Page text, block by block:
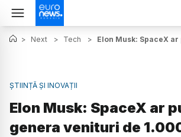
> Next > Tech > Elon Musk: SpaceX
ȘTIINȚĂ ȘI INOVAȚII
Elon Musk: SpaceX ar
genera venituri de